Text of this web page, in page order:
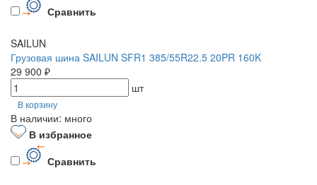
Сравнить
SAILUN
Грузовая шина SAILUN SFR1 385/55R22.5 20PR 160K
29 900 ₽
шт
В корзину
В наличии: много
В избранное
Сравнить